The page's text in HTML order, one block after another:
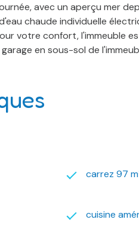
avec un aperçu mer
chaude individuelle
votre confort, l'immeuble
en sous-sol de
carrez 97
cuisine